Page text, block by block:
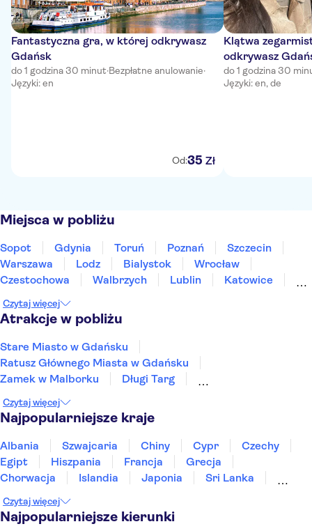
Fantastyczna gra, w której odkrywasz
Gdańsk
do 1 godzina 30 minut·Bezpłatne anulowanie·
Języki: en
Od:35 Zł
Klątwa
odkrywasz
do 1 godzina 30
Języki: en, de
Miejsca w pobliżu
Sopot Gdynia Toruń Poznań
Szczecin
Warszawa
Lodz Bialystok
Wrocław
Czestochowa
Walbrzych Lublin
Katowice
Czytaj więcej
Atrakcje w pobliżu
Stare Miasto w Gdańsku
Ratusz Głównego Miasta w Gdańsku
Zamek w Malborku
Długi Targ
Bazylika Mariacka w Gdańsku
Katedra w Gdańsku Oliwie
Vistula River
Krakow Old Town
Stare Miasto w Warszawie
Wawel
Państwowe Muzeum Auschwitz-Birkenau
Czytaj więcej
Najpopularniejsze kraje
Albania Szwajcaria Chiny Cypr
Czechy
Egipt
Hiszpania Francja
Grecja
Chorwacja
Islandia Japonia
Sri Lanka
Tunezja
Turcja Wietnam
Czytaj więcej
Najpopularniejsze kierunki